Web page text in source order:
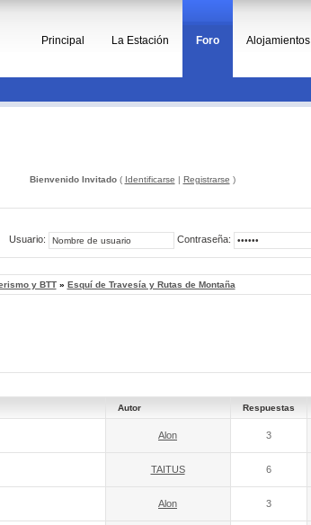
Principal La Estación Foro Alojamientos
Bienvenido Invitado( Identificarse | Registrarse )
Usuario: Contraseña:
y BTT» Esquí de Travesía y Rutas de Montaña
Autor Respuestas
Alon 3
TAITUS 6
Alon 3